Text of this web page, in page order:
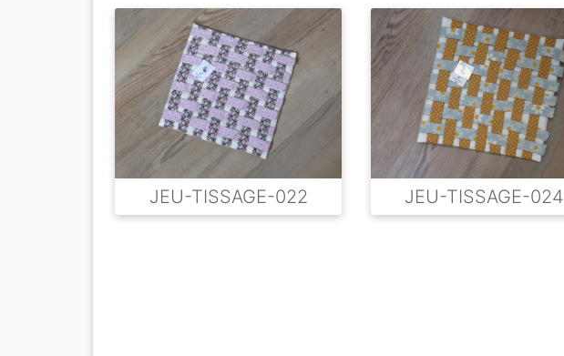
JEU-TISSAGE-022 JEU-TISSAGE-024